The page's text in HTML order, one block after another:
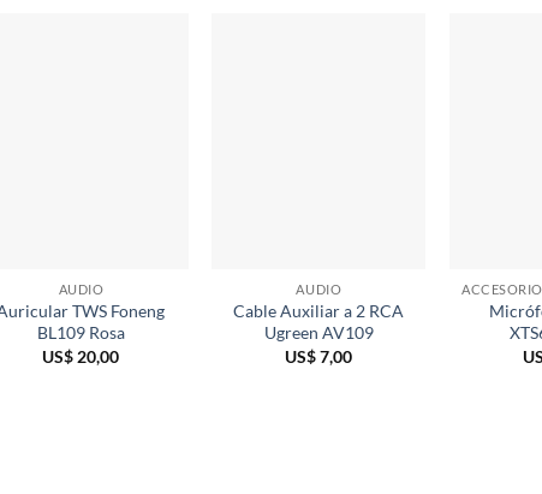
AUDIO
TWS Foneng
BL109 Rosa
US$ 20,00
AUDIO
Cable Auxiliar a 2 RCA
Ugreen AV109
US$7,00